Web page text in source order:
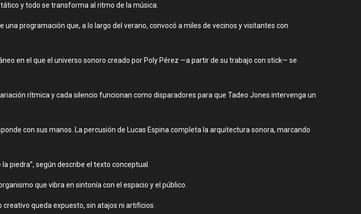
y todo se transforma al ritmo de la música.
programación que, a lo largo del verano, convocó a miles de vecinos y visitantes con
en el que el universo sonoro creado por Poly Pérez —a partir de su trabajo con stick— se
rítmica y cada silencio funcionan como disparadores para que Tadeo Jones intervenga un
con sus manos. La percusión de Lucas Espina completa la arquitectura sonora, marcando
piedra”, según describe el texto conceptual.
que vibra en sintonía con el espacio y el público.
queda expuesto, sin atajos ni artificios.